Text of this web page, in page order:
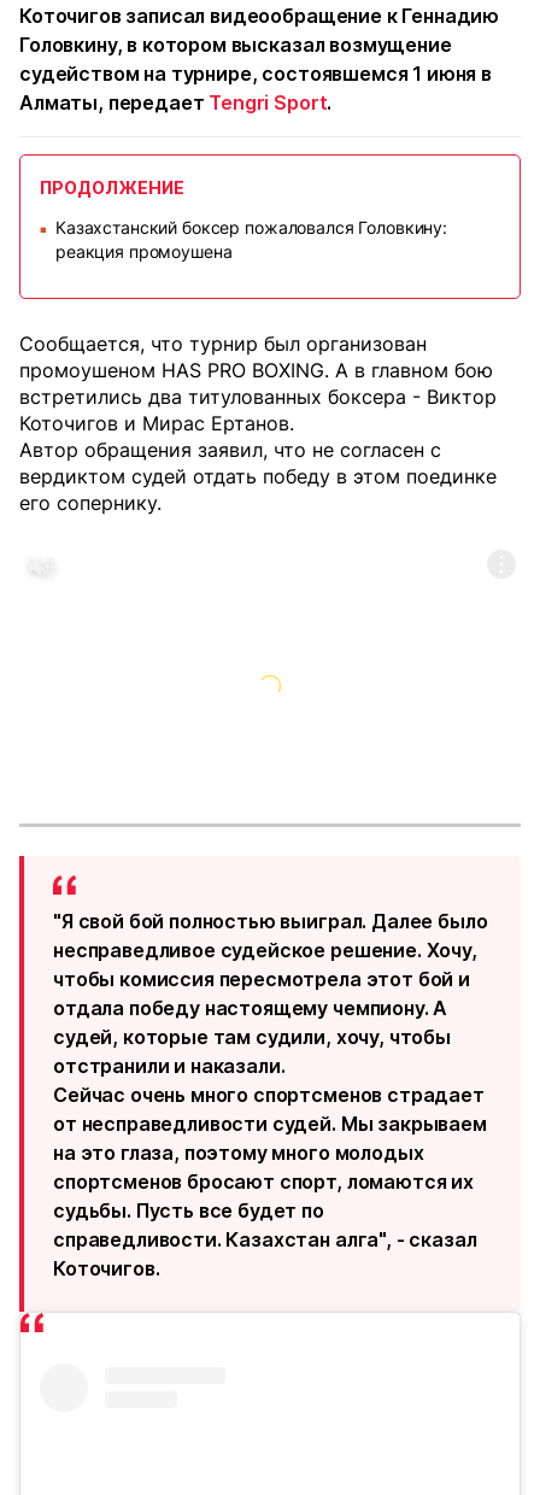
Коточигов записал видеообращение к Геннадию
Головкину, в котором высказал возмущение
судейством на турнире, состоявшемся 1 июня в
Алматы, передает Tengri Sport.
ПРОДОЛЖЕНИЕ
■
Казахстанский боксер пожаловался Головкину:
реакция промоушена
Сообщается, что турнир был организован
промоушеном HAS PRO BOXING. А в главном бою
встретились два титулованных боксера - Виктор
Коточигов и Мирас Ертанов.
Автор обращения заявил, что не согласен с
вердиктом судей отдать победу в этом поединке
его сопернику.
"Я свой бой полностью выиграл. Далее было
несправедливое судейское решение. Хочу,
чтобы комиссия пересмотрела этот бой и
отдала победу настоящему чемпиону. А
судей, которые там судили, хочу, чтобы
отстранили и наказали.
Сейчас очень много спортсменов страдает
от несправедливости судей. Мы закрываем
на это глаза, поэтому много молодых
спортсменов бросают спорт, ломаются их
судьбы. Пусть все будет по
справедливости. Казахстан алга", - сказал
Коточигов.